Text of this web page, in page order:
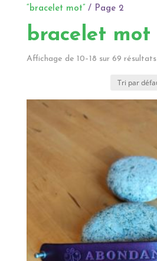
“bracelet mot”
/ Page 2
bracelet mot
Affichage de 10–18 sur 69 résultats